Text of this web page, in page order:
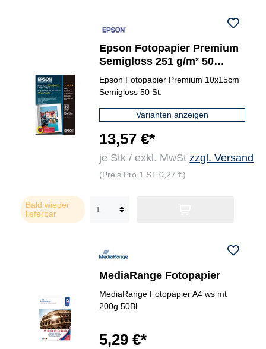
Epson Fotopapier Premium
Semigloss 251 g/m² 50
Bl./Pack.
Epson Fotopapier Premium 10x15cm
Semigloss 50 St.
Varianten anzeigen
13,57 €*
je Stk / exkl. MwStzzgl. Versand
(Preis Pro 1 ST 0,27 €)
Bald wieder
lieferbar
MediaRange Fotopapier
MediaRange Fotopapier A4 ws mt
200g 50Bl
5,29 €*